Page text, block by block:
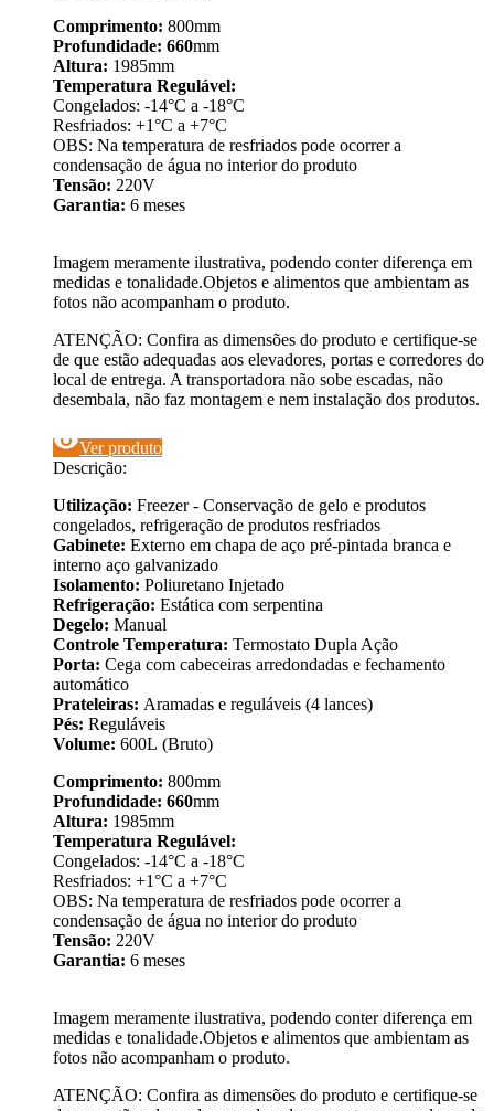
Comprimento: 800mm
Profundidade: 660mm
Altura: 1985mm
Temperatura Regulável:
Congelados: -14°C a -18°C
Resfriados: +1°C a +7°C
OBS: Na temperatura de resfriados pode ocorrer a
condensação de água no interior do produto
Tensão: 220V
Garantia: 6 meses
Imagem meramente ilustrativa, podendo conter diferença em
medidas e tonalidade.Objetos e alimentos que ambientam as
fotos não acompanham o produto.
ATENÇÃO: Confira as dimensões do produto e certifique-se
de que estão adequadas aos elevadores, portas e corredores do
local de entrega. A transportadora não sobe escadas, não
desembala, não faz montagem e nem instalação dos produtos.
visibilityVer produto
Descrição:
Utilização: Freezer - Conservação de gelo e produtos
congelados, refrigeração de produtos resfriados
Gabinete: Externo em chapa de aço pré-pintada branca e
interno aço galvanizado
Isolamento: Poliuretano Injetado
Refrigeração: Estática com serpentina
Degelo: Manual
Controle Temperatura: Termostato Dupla Ação
Porta: Cega com cabeceiras arredondadas e fechamento
automático
Prateleiras: Aramadas e reguláveis (4 lances)
Pés: Reguláveis
Volume: 600L (Bruto)
Comprimento: 800mm
Profundidade: 660mm
Altura: 1985mm
Temperatura Regulável:
Congelados: -14°C a -18°C
Resfriados: +1°C a +7°C
OBS: Na temperatura de resfriados pode ocorrer a
condensação de água no interior do produto
Tensão: 220V
Garantia: 6 meses
Imagem meramente ilustrativa, podendo conter diferença em
medidas e tonalidade.Objetos e alimentos que ambientam as
fotos não acompanham o produto.
ATENÇÃO: Confira as dimensões do produto e certifique-se